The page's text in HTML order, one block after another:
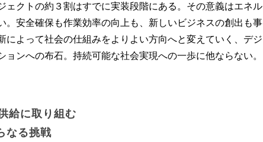
クトの約３割はすでに実装段階にある。その意義はエネル
。安全確保も作業効率の向上も、新しいビジネスの創出も事
によって社会の仕組みをよりよい方向へと変えていく、デジ
ョンへの布石。持続可能な社会実現への一歩に他ならない。
給に取り組む
なる挑戦